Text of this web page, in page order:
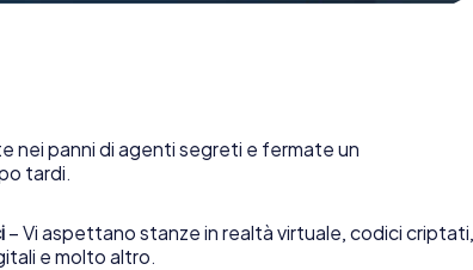
nei panni di agenti segreti e fermate un
tardi.
– Vi aspettano stanze in realtà virtuale, codici criptati,
e molto altro.